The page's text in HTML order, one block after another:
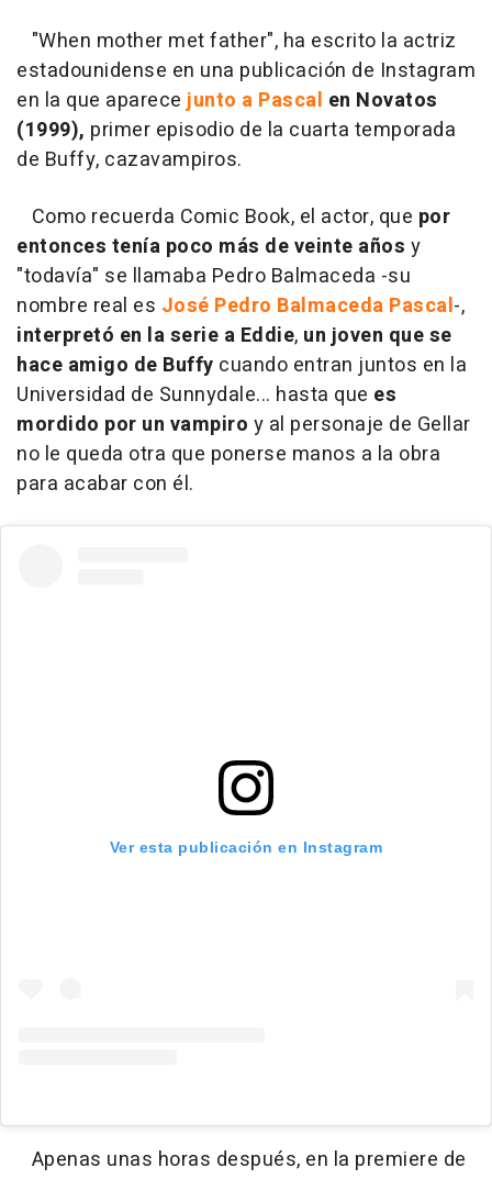
"When mother met father", ha escrito la actriz
estadounidense en una publicación de Instagram
en la que aparece junto a Pascal en Novatos
(1999), primer episodio de la cuarta temporada
de Buffy, cazavampiros.
Como recuerda Comic Book, el actor, que por
entonces tenía poco más de veinte años y
"todavía" se llamaba Pedro Balmaceda -su
nombre real es José Pedro Balmaceda Pascal-,
interpretó en la serie a Eddie, un joven que se
hace amigo de Buffy cuando entran juntos en la
Universidad de Sunnydale... hasta que es
mordido por un vampiro y al personaje de Gellar
no le queda otra que ponerse manos a la obra
para acabar con él.
Ver esta publicación en Instagram
Apenas unas horas después, en la premiere de